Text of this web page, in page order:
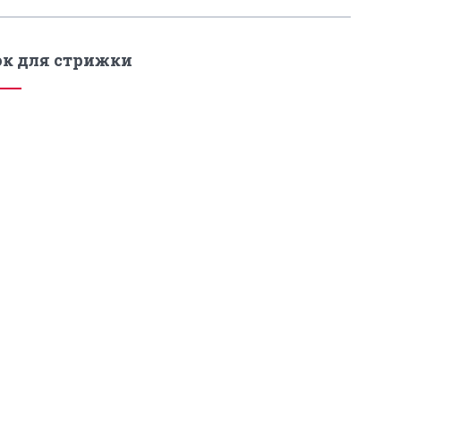
для стрижки